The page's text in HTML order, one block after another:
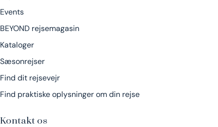
Events
BEYOND rejsemagasin
Kataloger
Sæsonrejser
Find dit rejsevejr
Find praktiske oplysninger om din rejse
Kontakt os